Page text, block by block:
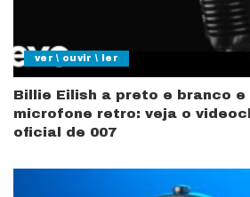
ver \ ouvir \ ler
Billie Eilish a preto e branco e
microfone retro: veja o
oficial de 007